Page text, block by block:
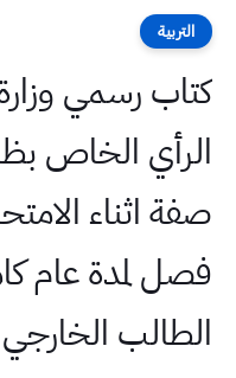
التربية
كتاب رسمي وزارة
الرأي الخاص
صفة اثناء
فصل لمدة عام
الطالب